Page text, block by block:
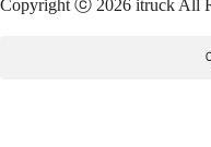
Copyright ⓒ 2026 itruck All